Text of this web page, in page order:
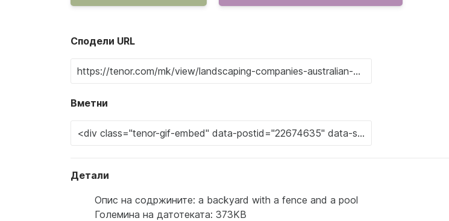
Сподели URL
Вметни
Детали
Опис на содржините: a backyard with a fence and a pool
Големина на датотеката: 373KB